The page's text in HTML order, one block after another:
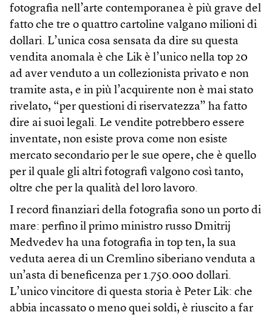
fotografia nell’arte contemporanea è più grave del
fatto che tre o quattro cartoline valgano milioni di
dollari. L’unica cosa sensata da dire su questa
vendita anomala è che Lik è l’unico nella top 20
ad aver venduto a un collezionista privato e non
tramite asta, e in più l’acquirente non è mai stato
rivelato, “per questioni di riservatezza” ha fatto
dire ai suoi legali. Le vendite potrebbero essere
inventate, non esiste prova come non esiste
mercato secondario per le sue opere, che è quello
per il quale gli altri fotografi valgono così tanto,
oltre che per la qualità del loro lavoro.
I record finanziari della fotografia sono un porto di
mare: perfino il primo ministro russo Dmitrij
Medvedev ha una fotografia in top ten, la sua
veduta aerea di un Cremlino siberiano venduta a
un’asta di beneficenza per 1.750.000 dollari.
L’unico vincitore di questa storia è Peter Lik: che
abbia incassato o meno quei soldi, è riuscito a far